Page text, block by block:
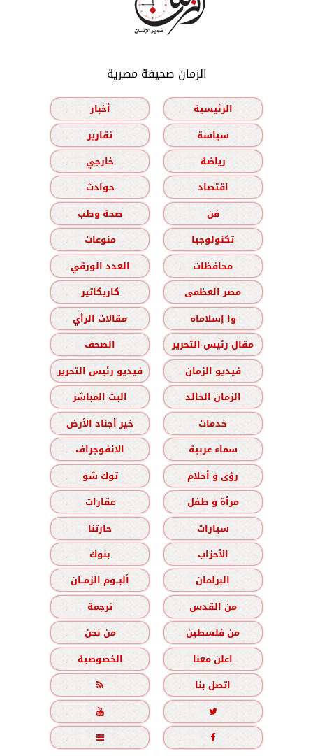
الزمان صحيفة مصرية
الرئيسية
أخبار
سياسة
تقارير
رياضة
خارجي
اقتصاد
حوادث
فن
صحة وطب
تكنولوجيا
منوعات
محافظات
العدد الورقي
مصر العظمى
كاريكاتير
وا إسلاماه
مقالات الرأي
مقال رئيس التحرير
الصحف
فيديو الزمان
فيديو رئيس التحرير
الزمان الخالد
البث المباشر
خدمات
خير أجناد الأرض
سماء عربية
الانفوجراف
رؤى و أحلام
توك شو
مرأة و طفل
عقارات
سيارات
حارتنا
الأحزاب
بنوك
البرلمان
ألبــوم الزمــان
من القدس
ترجمة
من فلسطين
من نحن
اعلن معنا
الخصوصية
اتصل بنا




